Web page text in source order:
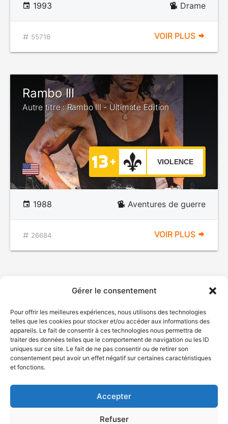
Gérer le consentement
Pour offrir les meilleures expériences, nous utilisons des technologies
telles que les cookies pour stocker et/ou accéder aux informations des
appareils. Le fait de consentir à ces technologies nous permettra de
traiter des données telles que le comportement de navigation ou les ID
uniques sur ce site. Le fait de ne pas consentir ou de retirer son
consentement peut avoir un effet négatif sur certaines caractéristiques
et fonctions.
Accepter
Refuser
1993 Drame
55716 VOIR PLUS
Rambo III
Autre titre : Rambo III - Ultimate Edition
VIOLENCE
1988 Aventures de guerre
26684 VOIR PLUS
© Gouvernement du Québec, 2026
Plan du site
Accessibilité
Accès à l'information
Déclaration de services